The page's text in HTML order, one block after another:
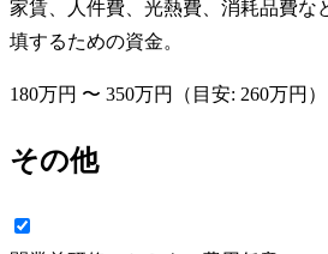
家賃、人件費、光熱費、消耗品費な
填するための資金。
180万円 〜 350万円 （目安: 260万円 ）
その他